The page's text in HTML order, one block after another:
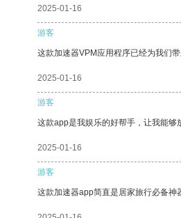
2025-01-16
游客
这款加速器VPM应用程序已经为我们
2025-01-16
游客
这款app是我娱乐的好帮手，让我能够
2025-01-16
游客
这款加速器app简直是居家旅行必备神